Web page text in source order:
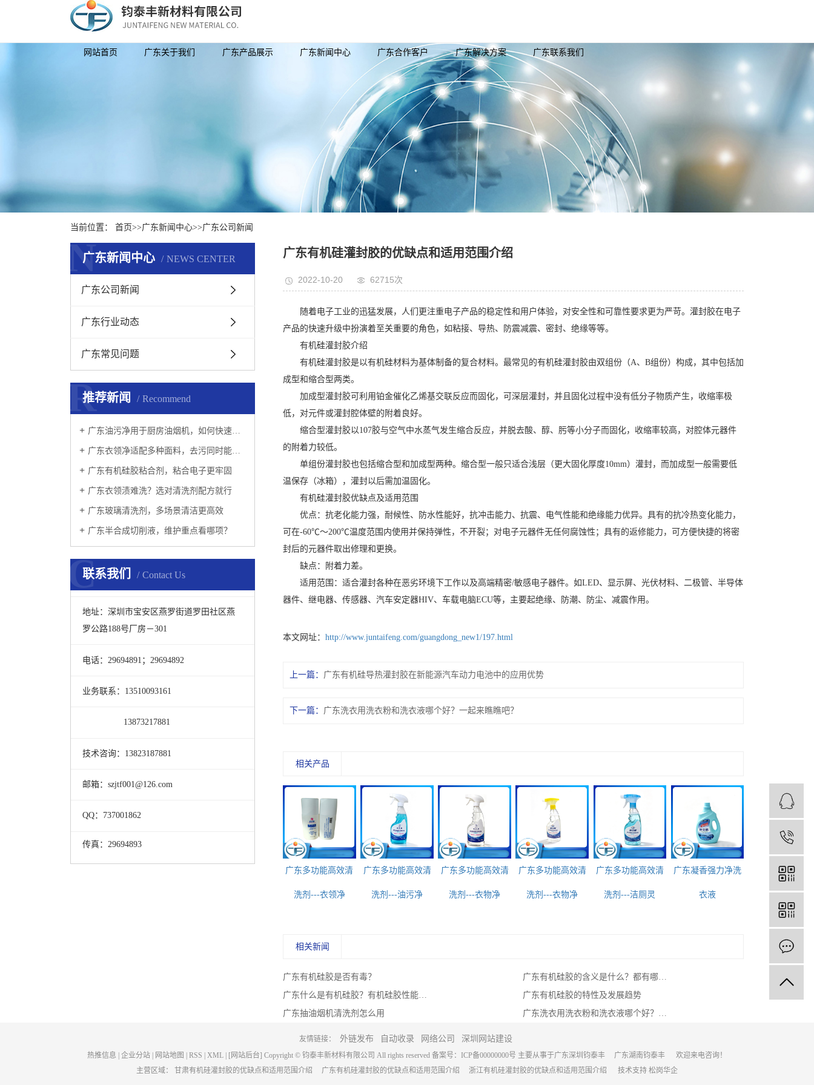
网站首页 广东关于我们 广东产品展示 广东新闻中心 广东合作客户 广东解决方案 广东联系我们
当前位置： 首页>>广东新闻中心>>广东公司新闻
广东新闻中心 NEWS CENTER
N
广东公司新闻
广东行业动态
广东常见问题
推荐新闻 Recommend
R
广东油污净用于厨房油烟机，如何快速溶解厚重油污？
广东衣领净适配多种面料，去污同时能否保护衣物纤维？
广东有机硅胶粘合剂，粘合电子更牢固
广东衣领渍难洗？选对清洗剂配方就行
广东玻璃清洗剂，多场景清洁更高效
广东半合成切削液，维护重点看哪项？
联系我们 Contact Us
C
地址：深圳市宝安区燕罗街道罗田社区燕
罗公路188号厂房－301
电话： 29694891；29694892
业务联系：13510093161
13873217881
技术咨询：13823187881
邮箱：szjtf001@126.com
QQ：737001862
传真：29694893
广东有机硅灌封胶的优缺点和适用范围介绍
2022-10-20 62715次
随着电子工业的迅猛发展，人们更注重电子产品的稳定性和用户体验，对安全性和可靠性要求更为严苛。灌封胶在电子
产品的快速升级中扮演着至关重要的角色，如粘接、导热、防震减震、密封、绝缘等等。
有机硅灌封胶介绍
有机硅灌封胶是以有机硅材料为基体制备的复合材料。最常见的有机硅灌封胶由双组份（A、B组份）构成，其中包括加
成型和缩合型两类。
加成型灌封胶可利用铂金催化乙烯基交联反应而固化，可深层灌封，并且固化过程中没有低分子物质产生，收缩率极
低，对元件或灌封腔体壁的附着良好。
缩合型灌封胶以107胶与空气中水蒸气发生缩合反应，并脱去酸、醇、肟等小分子而固化，收缩率较高，对腔体元器件
的附着力较低。
单组份灌封胶也包括缩合型和加成型两种。缩合型一般只适合浅层（更大固化厚度10mm）灌封，而加成型一般需要低
温保存（冰箱），灌封以后需加温固化。
有机硅灌封胶优缺点及适用范围
优点：抗老化能力强，耐候性、防水性能好，抗冲击能力、抗震、电气性能和绝缘能力优异。具有的抗冷热变化能力，
可在-60℃～200℃温度范围内使用并保持弹性，不开裂；对电子元器件无任何腐蚀性；具有的返修能力，可方便快捷的将密
封后的元器件取出修理和更换。
缺点：附着力差。
适用范围：适合灌封各种在恶劣环境下工作以及高端精密/敏感电子器件。如LED、显示屏、光伏材料、二极管、半导体
器件、继电器、传感器、汽车安定器HIV、车载电脑ECU等，主要起绝缘、防潮、防尘、减震作用。
本文网址：http://www.juntaifeng.com/guangdong_new1/197.html
上一篇： 广东有机硅导热灌封胶在新能源汽车动力电池中的应用优势
下一篇： 广东洗衣用洗衣粉和洗衣液哪个好？一起来瞧瞧吧？
相关产品
广东多功能高效清
洗剂---衣领净
广东多功能高效清
洗剂---油污净
广东多功能高效清
洗剂---衣物净
广东多功能高效清
洗剂---衣物净
广东多功能高效清
洗剂---洁厕灵
广东凝香强力净洗
衣液
相关新闻
广东有机硅胶是否有毒？
广东有机硅胶的含义是什么？都有哪些用途呢？
广东有机硅胶的特性及发展趋势
广东抽油烟机清洗剂怎么用
友情链接： 外链发布 自动收录 网络公司 深圳网站建设
热推信息 | 企业分站| 网站地图 | RSS | XML| [网站后台] Copyright © 钧泰丰新材料有限公司 All rights reserved 备案号： ICP备00000000号 主要从事于广东深圳钧泰丰 广东湖南钧泰丰
欢迎来电咨询！
主营区域： 甘肃有机硅灌封胶的优缺点和适用范围介绍 广东有机硅灌封胶的优缺点和适用范围介绍 浙江有机硅灌封胶的优缺点和适用范围介绍 技术支持 松岗华企